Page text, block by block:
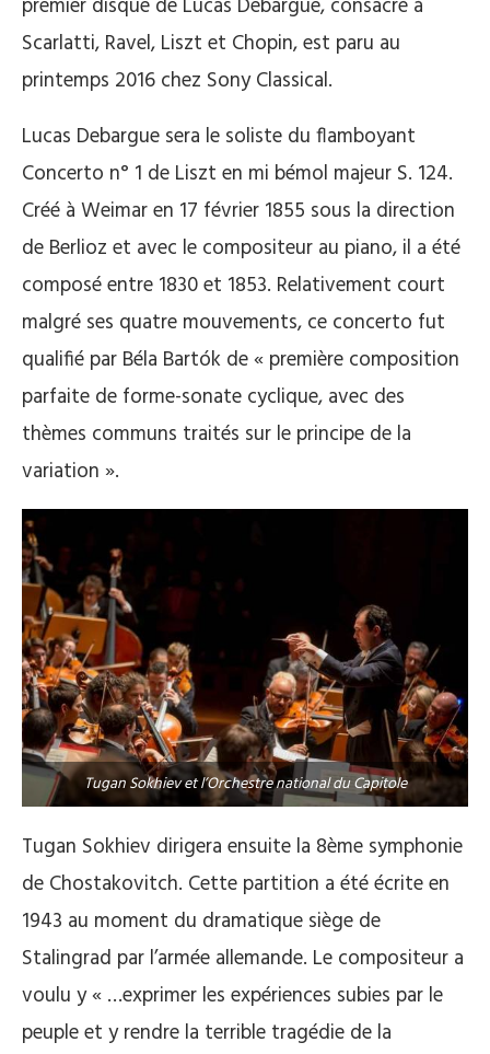
premier disque de Lucas Debargue, consacré à
Scarlatti, Ravel, Liszt et Chopin, est paru au
printemps 2016 chez Sony Classical.
Lucas Debargue sera le soliste du flamboyant
Concerto n° 1 de Liszt en mi bémol majeur S. 124.
Créé à Weimar en 17 février 1855 sous la direction
de Berlioz et avec le compositeur au piano, il a été
composé entre 1830 et 1853. Relativement court
malgré ses quatre mouvements, ce concerto fut
qualifié par Béla Bartók de « première composition
parfaite de forme-sonate cyclique, avec des
thèmes communs traités sur le principe de la
variation ».
Tugan Sokhiev et l’Orchestre national du Capitole
Tugan Sokhiev dirigera ensuite la 8ème symphonie
de Chostakovitch. Cette partition a été écrite en
1943 au moment du dramatique siège de
Stalingrad par l’armée allemande. Le compositeur a
voulu y « …exprimer les expériences subies par le
peuple et y rendre la terrible tragédie de la